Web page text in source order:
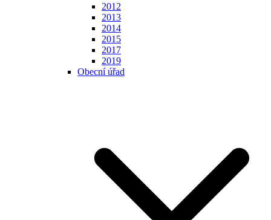
2012
2013
2014
2015
2017
2019
Obecní úřad